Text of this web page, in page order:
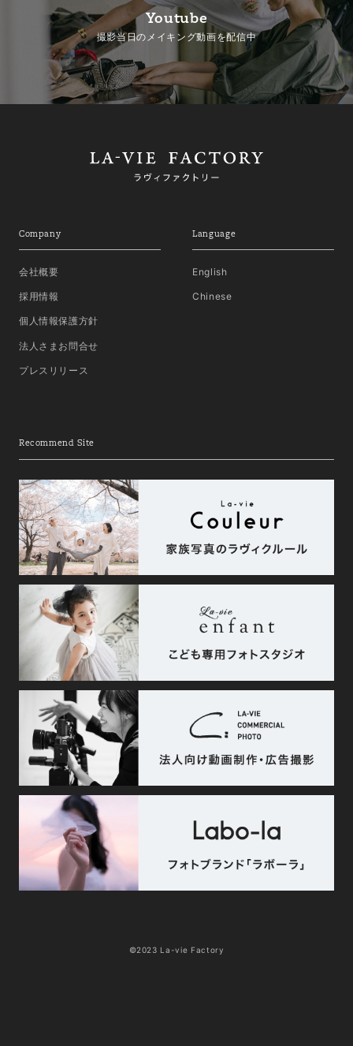
Youtube
撮影当日のメイキング動画を配信中
Company
会社概要
採用情報
個人情報保護方針
法人さまお問合せ
プレスリリース
Language
English
Chinese
Recommend Site
©2023 La-vie Factory